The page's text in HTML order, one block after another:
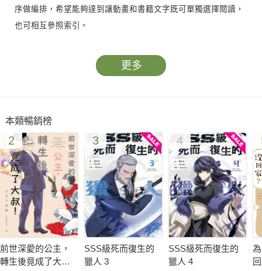
序做編排，希望能夠達到讓動畫和書籍文字既可單獨選擇閱讀，
也可相互參照索引。
更多
本類暢銷榜
2
前世深愛的公主，
轉生後竟成了大
3
SSS級死而復生的
獵人 3
4
SSS級死而復生的
獵人 4